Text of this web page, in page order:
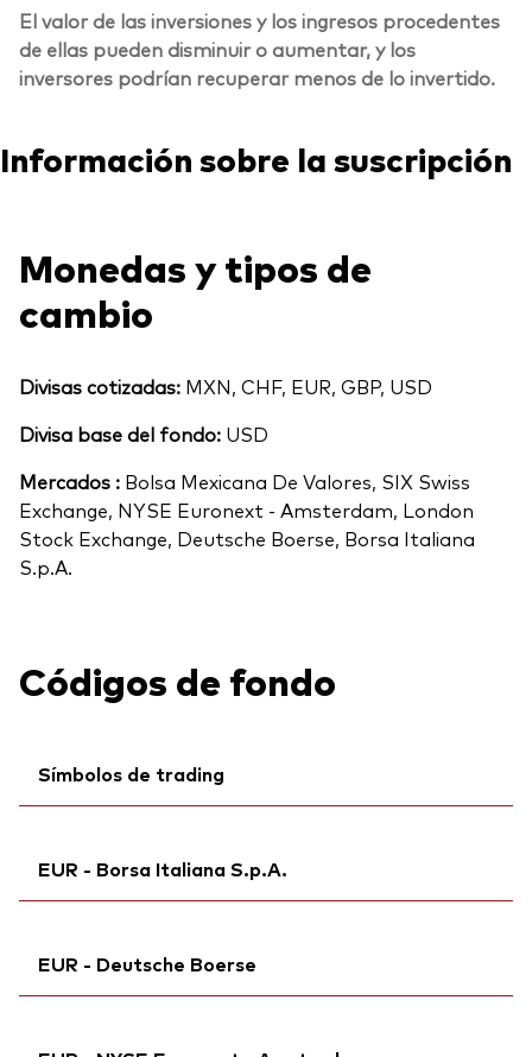
El valor de las inversiones y los ingresos procedentes
de ellas pueden disminuir o aumentar, y los
inversores podrían recuperar menos de lo invertido.
Información sobre la suscripción
Monedas y tipos de
cambio
Divisas cotizadas: MXN, CHF, EUR, GBP, USD
Divisa base del fondo: USD
Mercados : Bolsa Mexicana De Valores, SIX Swiss
Exchange, NYSE Euronext - Amsterdam, London
Stock Exchange, Deutsche Boerse, Borsa Italiana
S.p.A.
Códigos de fondo
Símbolos de trading
Bloomberg:V3NA NA
ISIN:
IE000O58J820
ID MEX:VRAABZ
EUR - Borsa Italiana S.p.A.
Ticker de cotización:
ISIN:IE000O58J820
EUR - Deutsche Boerse